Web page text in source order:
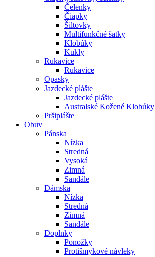
Čelenky
Čiapky
Šiltovky
Multifunkčné šatky
Klobúky
Kukly
Rukavice
Rukavice
Opasky
Jazdecké plášte
Jazdecké plášte
Australské Kožené Klobúky
Pršiplášte
Obuv
Pánska
Nízka
Stredná
Vysoká
Zimná
Sandále
Dámska
Nízka
Stredná
Zimná
Sandále
Doplnky
Ponožky
Protišmykové návleky